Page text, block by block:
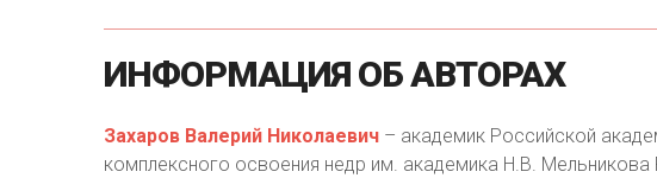
ИНФОРМАЦИЯ ОБАВТОРАХ
Захаров Валерий Николаевич – академик Российской
комплексного освоения недр им. академика Н.В.